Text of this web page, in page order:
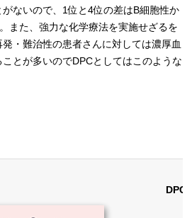
ないので、1位と4位の差はB細胞性か
また、強力な化学療法を実施せざるを
・難治性の患者さんに対しては濃厚血
とが多いのでDPCとしてはこのような
DPC